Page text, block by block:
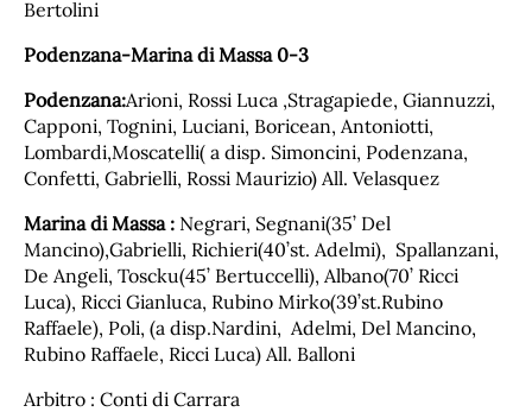
Bertolini
Podenzana-Marina di Massa 0-3
Podenzana:Arioni, Rossi Luca ,Stragapiede, Giannuzzi,
Capponi, Tognini, Luciani, Boricean, Antoniotti,
Lombardi,Moscatelli( a disp. Simoncini, Podenzana,
Confetti, Gabrielli, Rossi Maurizio) All. Velasquez
Marina di Massa : Negrari, Segnani(35’ Del
Mancino),Gabrielli, Richieri(40’st. Adelmi), Spallanzani,
De Angeli, Toscku(45’ Bertuccelli), Albano(70’ Ricci
Luca), Ricci Gianluca, Rubino Mirko(39’st.Rubino
Raffaele), Poli, (a disp.Nardini, Adelmi, Del Mancino,
Rubino Raffaele, Ricci Luca) All. Balloni
Arbitro : Conti di Carrara